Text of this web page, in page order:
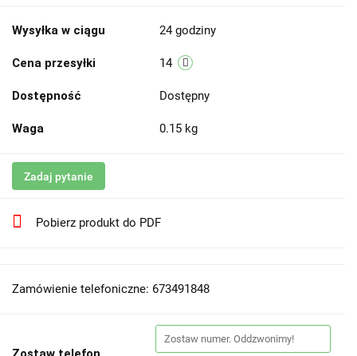
Wysyłka w ciągu 24 godziny
Cena przesyłki 14
Dostępność Dostępny
Waga 0.15 kg
Zadaj pytanie
Pobierz produkt do PDF
Zamówienie telefoniczne: 673491848